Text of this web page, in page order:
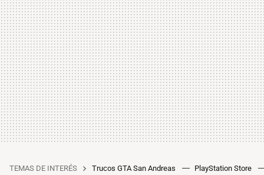
TEMAS DE INTERÉS Trucos GTA San Andreas PlayStation Store